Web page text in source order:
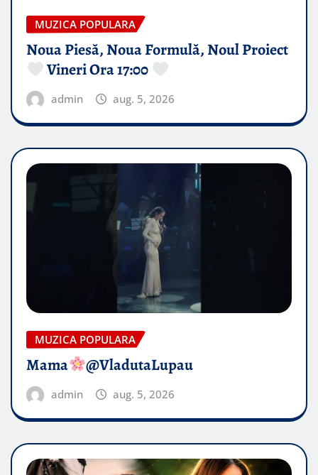
MUZICA POPULARA
Noua Piesă, Noua Formulă, Noul Proiect
Vineri Ora 17:00
admin aug. 5, 2026
MUZICA POPULARA
Mama @VladutaLupau
admin aug. 5, 2026